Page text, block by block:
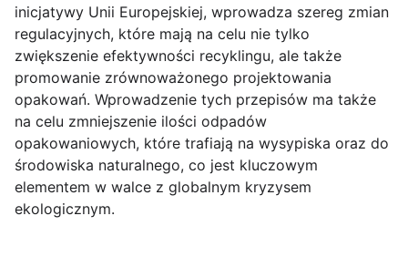
inicjatywy Unii Europejskiej, wprowadza szereg zmian
regulacyjnych, które mają na celu nie tylko
zwiększenie efektywności recyklingu, ale także
promowanie zrównoważonego projektowania
opakowań. Wprowadzenie tych przepisów ma także
na celu zmniejszenie ilości odpadów
opakowaniowych, które trafiają na wysypiska oraz do
środowiska naturalnego, co jest kluczowym
elementem w walce z globalnym kryzysem
ekologicznym.